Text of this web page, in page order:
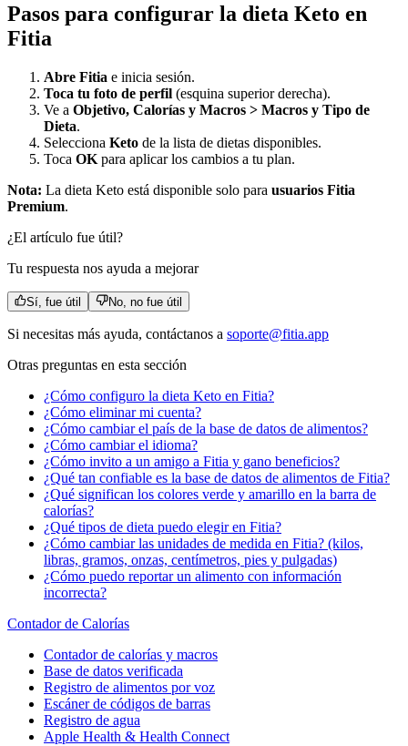
Pasos para configurar la dieta Keto en
Fitia
Abre Fitia e inicia sesión.
Toca tu foto de perfil (esquina superior derecha).
Ve a Objetivo, Calorías y Macros > Macros y Tipo de
Dieta.
Selecciona Keto de la lista de dietas disponibles.
Toca OK para aplicar los cambios a tu plan.
Nota: La dieta Keto está disponible solo para usuarios Fitia
Premium.
¿El artículo fue útil?
Tu respuesta nos ayuda a mejorar
Sí, fue útil No, no fue útil
Si necesitas más ayuda, contáctanos a soporte@fitia.app
Otras preguntas en esta sección
¿Cómo configuro la dieta Keto en Fitia?
¿Cómo eliminar mi cuenta?
¿Cómo cambiar el país de la base de datos de alimentos?
¿Cómo cambiar el idioma?
¿Cómo invito a un amigo a Fitia y gano beneficios?
¿Qué tan confiable es la base de datos de alimentos de Fitia?
¿Qué significan los colores verde y amarillo en la barra de
calorías?
¿Qué tipos de dieta puedo elegir en Fitia?
¿Cómo cambiar las unidades de medida en Fitia? (kilos,
libras, gramos, onzas, centímetros, pies y pulgadas)
¿Cómo puedo reportar un alimento con información
incorrecta?
Contador de Calorías
Contador de calorías y macros
Base de datos verificada
Registro de alimentos por voz
Escáner de códigos de barras
Registro de agua
Apple Health & Health Connect